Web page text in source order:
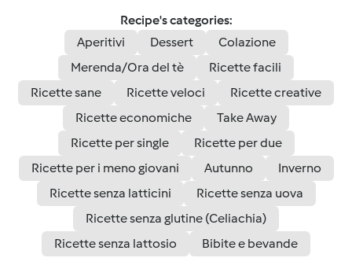
Recipe's categories:
Aperitivi
Dessert
Colazione
Merenda/Ora del tè
Ricette facili
Ricette sane
Ricette veloci
Ricette creative
Ricette economiche
Take Away
Ricette per single
Ricette per due
Ricette per i meno giovani
Autunno
Inverno
Ricette senza latticini
Ricette senza uova
Ricette senza glutine (Celiachia)
Ricette senza lattosio
Bibite e bevande